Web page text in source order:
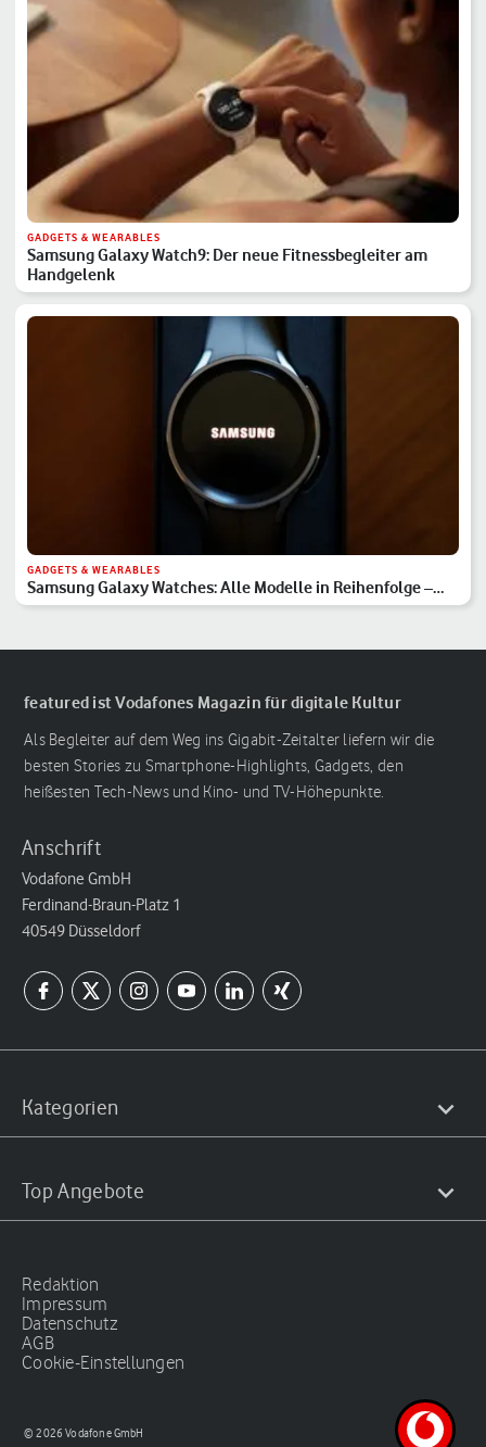
GADGETS & WEARABLES
Samsung Galaxy Watch9: Der neue Fitnessbegleiter am
Handgelenk
GADGETS & WEARABLES
Samsung Galaxy Watches: Alle Modelle in Reihenfolge –
Hauptserie, Classic & Ultra
featured ist Vodafones Magazin für digitale Kultur
Als Begleiter auf dem Weg ins Gigabit-Zeitalter liefern wir die
besten Stories zu Smartphone-Highlights, Gadgets, den
heißesten Tech-News und Kino- und TV-Höhepunkte.
Anschrift
Vodafone GmbH
Ferdinand-Braun-Platz 1
40549 Düsseldorf
Kategorien
Top Angebote
Redaktion
Impressum
Datenschutz
AGB
Cookie-Einstellungen
© 2026 Vodafone GmbH